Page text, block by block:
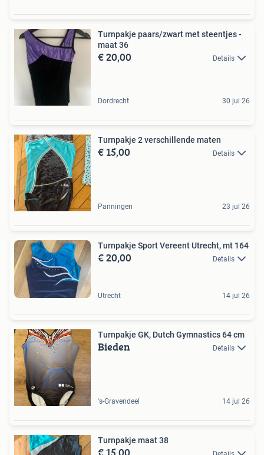
Turnpakje paars/zwart met steentjes -
maat 36
€ 20,00 Details
Dordrecht 30 jul 26
Turnpakje 2 verschillende maten
€ 15,00 Details
Panningen 23 jul 26
Turnpakje Sport Vereent Utrecht, mt 164
€ 20,00 Details
Utrecht 14 jul 26
Turnpakje GK, Dutch Gymnastics 64 cm
Bieden Details
's-Gravendeel 14 jul 26
Turnpakje maat 38